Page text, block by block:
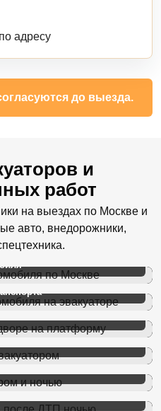
адресу
до выезда.
и
работ
на выездах по Москве и
авто, внедорожники,